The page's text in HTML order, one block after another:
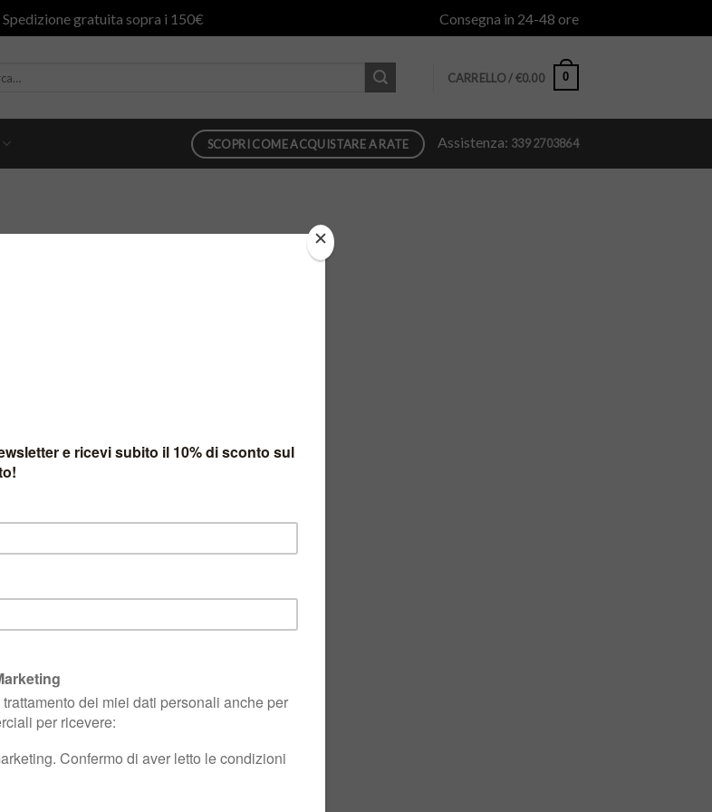
Spedizione gratuita sopra i 150€ Consegna in 24-48 ore
CARRELLO /€0.00 0
SCOPRI COME ACQUISTARE A RATE Assistenza: 339 2703864